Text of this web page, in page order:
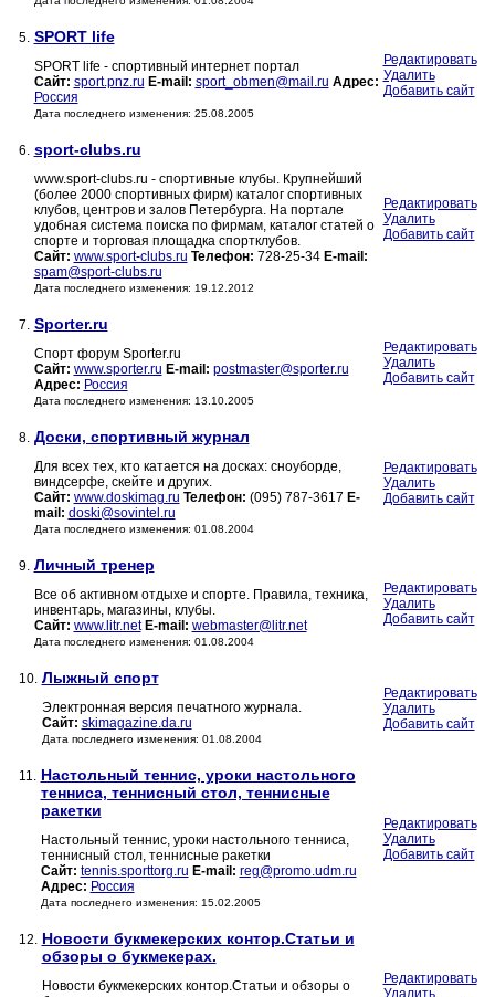
5. SPORT life
SPORT life - спортивный интернет портал
Сайт: sport.pnz.ru E-mail: sport_obmen@mail.ru Адрес:
Россия
Дата последнего изменения: 25.08.2005
Редактировать
Удалить
Добавить сайт
6. sport-clubs.ru
www.sport-clubs.ru - спортивные клубы. Крупнейший
(более 2000 спортивных фирм) каталог спортивных
клубов, центров и залов Петербурга. На портале
удобная система поиска по фирмам, каталог статей о
спорте и торговая площадка спортклубов.
Сайт: www.sport-clubs.ru Телефон: 728-25-34 E-mail:
spam@sport-clubs.ru
Дата последнего изменения: 19.12.2012
Редактировать
Удалить
Добавить сайт
7. Sporter.ru
Спорт форум Sporter.ru
Сайт: www.sporter.ru E-mail: postmaster@sporter.ru
Адрес: Россия
Дата последнего изменения: 13.10.2005
Редактировать
Удалить
Добавить сайт
8. Доски, спортивный журнал
Для всех тех, кто катается на досках: сноуборде,
виндсерфе, скейте и других.
Сайт: www.doskimag.ru Телефон: (095) 787-3617 E-
mail: doski@sovintel.ru
Дата последнего изменения: 01.08.2004
Редактировать
Удалить
Добавить сайт
9. Личный тренер
Все об активном отдыхе и спорте. Правила, техника,
инвентарь, магазины, клубы.
Сайт: www.litr.net E-mail: webmaster@litr.net
Дата последнего изменения: 01.08.2004
Редактировать
Удалить
Добавить сайт
10. Лыжный спорт
Электронная версия печатного журнала.
Сайт: skimagazine.da.ru
Дата последнего изменения: 01.08.2004
Редактировать
Удалить
Добавить сайт
11. Настольный теннис, уроки настольного
тенниса, теннисный стол, теннисные
ракетки
Настольный теннис, уроки настольного тенниса,
теннисный стол, теннисные ракетки
Сайт: tennis.sporttorg.ru E-mail: reg@promo.udm.ru
Адрес: Россия
Дата последнего изменения: 15.02.2005
Редактировать
Удалить
Добавить сайт
12. Новости букмекерских контор.Статьи и
обзоры о букмекерах.
Новости букмекерских контор.Статьи и обзоры о
Редактировать